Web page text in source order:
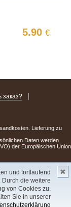
und fortlaufend
die weitere
von Cookies zu.
Sie in unserer
✖
5.90€
заказ?
Lieferung zu
Daten werden
der Europäischen Union
стать обладателем